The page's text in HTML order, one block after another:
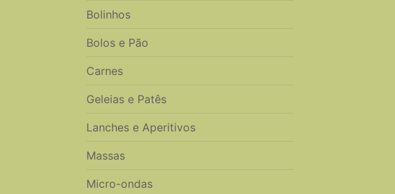
Bolinhos
Bolos e Pão
Carnes
Geleias e Patês
Lanches e Aperitivos
Massas
Micro-ondas